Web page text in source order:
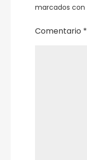
marcados con
Comentario *